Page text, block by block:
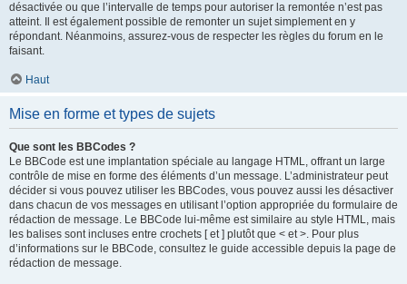
désactivée ou que l’intervalle de temps pour autoriser la remontée n’est pas
atteint. Il est également possible de remonter un sujet simplement en y
répondant. Néanmoins, assurez-vous de respecter les règles du forum en le
faisant.
Haut
Mise en forme et types de sujets
Que sont les BBCodes ?
Le BBCode est une implantation spéciale au langage HTML, offrant un large
contrôle de mise en forme des éléments d’un message. L’administrateur peut
décider si vous pouvez utiliser les BBCodes, vous pouvez aussi les désactiver
dans chacun de vos messages en utilisant l’option appropriée du formulaire de
rédaction de message. Le BBCode lui-même est similaire au style HTML, mais
les balises sont incluses entre crochets [ et ] plutôt que < et >. Pour plus
d’informations sur le BBCode, consultez le guide accessible depuis la page de
rédaction de message.